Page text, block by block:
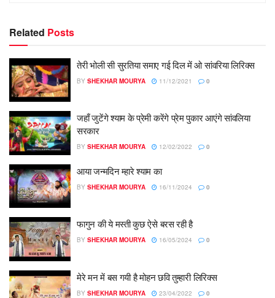
Related Posts
तेरी भोली सी सुरतिया समाए गई दिल में ओ सांवरिया लिरिक्स
BY SHEKHAR MOURYA 11/12/2021 0
जहाँ जुटेंगे श्याम के प्रेमी करेंगे प्रेम पुकार आएंगे सांवलिया
सरकार
BY SHEKHAR MOURYA 12/02/2022 0
आया जन्मदिन म्हारे श्याम का
BY SHEKHAR MOURYA 16/11/2024 0
फागुन की ये मस्ती कुछ ऐसे बरस रही है
BY SHEKHAR MOURYA 16/05/2024 0
मेरे मन में बस गयी है मोहन छवि तुम्हारी लिरिक्स
BY SHEKHAR MOURYA 23/04/2022 0